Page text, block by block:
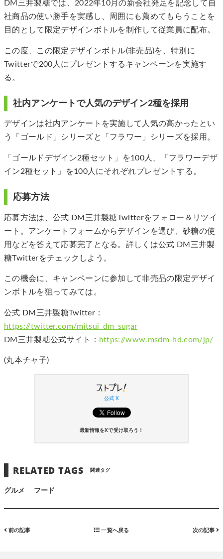
DM三井製糖では、2022年10月の新会社発足を記念して自
社商品の使い勝手を実感し、周囲にも薦めてもらうことを
目的として限定デザインボトルを制作して従業員に配布。
この度、この限定デザインボトル(非売品)を、特別に
Twitterで200人にプレゼントするキャンペーンを実施す
る。
社内アンケートで人気のデザイン2種を採用
デザインは社内アンケートを実施して人気の高かったとい
う「ゴールド」シリーズと「フラワー」シリーズを採用。
「ゴールドデザイン2種セット」を100人、「フラワーデザ
イン2種セット」を100人にそれぞれプレゼントする。
応募方法
応募方法は、公式 DM三井製糖Twitterをフォロー＆リツイ
ート。アンケートフォームからデザインを選び、砂糖の使
用などを答えて応募完了となる。詳しくは公式 DM三井製
糖Twitterをチェックしよう。
この機会に、キャンペーンに参加して非売品の限定デザイ
ンボトルを狙ってみては。
公式 DM三井製糖Twitter：
https://twitter.com/mitsui_dm_sugar
DM三井製糖公式サイト： https://www.msdm-hd.com/jp/
(丸本チャ子)
公式 X
最新情報をXで受け取ろう！
RELATED TAGS 関連タグ
グルメ フード
前の記事 一覧へ戻る 次の記事